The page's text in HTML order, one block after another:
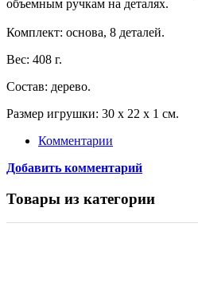
объемным ручкам на деталях.
Комплект: основа, 8 деталей.
Вес: 408 г.
Состав: дерево.
Размер игрушки: 30 х 22 х 1 см.
Комментарии
Добавить комментарий
Товары из категории